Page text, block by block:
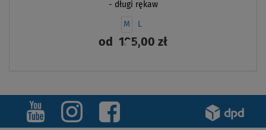
- długi rękaw
M L
od 185,00 zł